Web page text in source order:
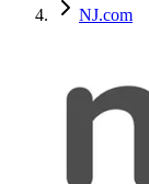
NJ.com